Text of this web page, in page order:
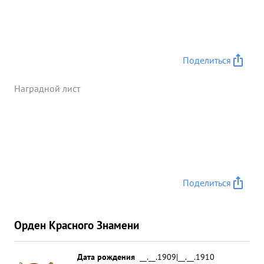
правительственными наградами 34 человека из
майор ЛЕЙБОВИЧ провел 29 боевых операций из
Поделиться
Наградной лист
Поделиться
Орден Красного Знамени
Дата рождения __.__.1909|__.__.1910